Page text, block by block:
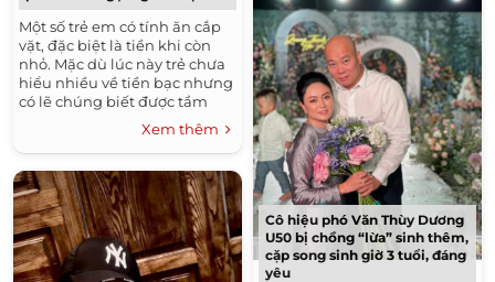
Một số trẻ em có tính ăn cắp
vặt, đặc biệt là tiền khi còn
nhỏ. Mặc dù lúc này trẻ chưa
hiểu nhiều về tiền bạc nhưng
có lẽ chúng biết được tầm
quan trọng của tiền thông
Xem thêm
Cô hiệu phó Văn Thùy Dương
U50 bị chồng “lừa” sinh thêm,
cặp song sinh giờ 3 tuổi, đáng
yêu